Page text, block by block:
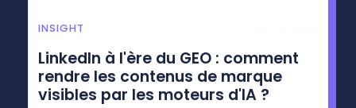
INSIGHT
LinkedIn à l'ère du GEO : comment
rendre les contenus de marque
visibles par les moteurs d'IA ?